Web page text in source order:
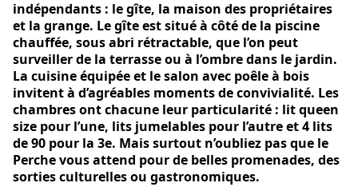
indépendants : le gîte, la maison des propriétaires
et la grange. Le gîte est situé à côté de la piscine
chauffée, sous abri rétractable, que l’on peut
surveiller de la terrasse ou à l’ombre dans le jardin.
La cuisine équipée et le salon avec poêle à bois
invitent à d’agréables moments de convivialité. Les
chambres ont chacune leur particularité : lit queen
size pour l’une, lits jumelables pour l’autre et 4 lits
de 90 pour la 3e. Mais surtout n’oubliez pas que le
Perche vous attend pour de belles promenades, des
sorties culturelles ou gastronomiques.